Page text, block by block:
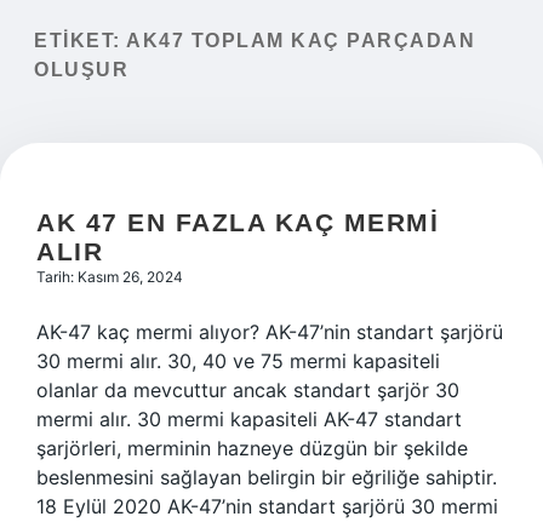
Yasal Uyarı
ETIKET: AK47 TOPLAM KAÇ PARÇADAN
OLUŞUR
AK 47 EN FAZLA KAÇ MERMI
ALIR
Tarih: Kasım 26, 2024
AK-47 kaç mermi alıyor? AK-47’nin standart şarjörü
30 mermi alır. 30, 40 ve 75 mermi kapasiteli
olanlar da mevcuttur ancak standart şarjör 30
mermi alır. 30 mermi kapasiteli AK-47 standart
şarjörleri, merminin hazneye düzgün bir şekilde
beslenmesini sağlayan belirgin bir eğriliğe sahiptir.
18 Eylül 2020 AK-47’nin standart şarjörü 30 mermi